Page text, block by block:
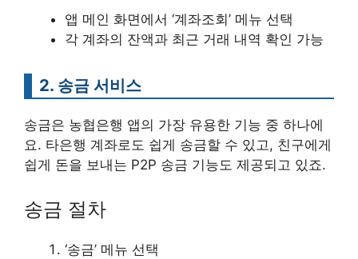
앱 메인 화면에서 ‘계좌조회’ 메뉴 선택
각 계좌의 잔액과 최근 거래 내역 확인 가능
2. 송금 서비스
송금은 농협은행 앱의 가장 유용한 기능 중 하나에
요. 타은행 계좌로도 쉽게 송금할 수 있고, 친구에게
쉽게 돈을 보내는 P2P 송금 기능도 제공되고 있죠.
송금 절차
‘송금’ 메뉴 선택